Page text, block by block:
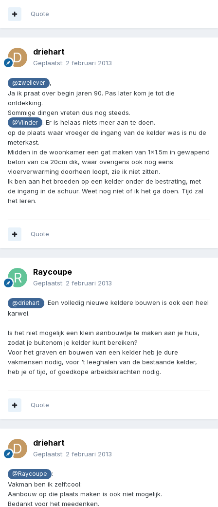
Quote
driehart
Geplaatst: 2 februari 2013
@zwellever
,
Ja ik praat over begin jaren 90. Pas later kom je tot die
ontdekking.
Sommige dingen vreten dus nog steeds.
@Vlinder
. Er is helaas niets meer aan te doen.
op de plaats waar vroeger de ingang van de kelder was is nu de
meterkast.
Midden in de woonkamer een gat maken van 1x1.5m in gewapend
beton van ca 20cm dik, waar overigens ook nog eens
vloerverwarming doorheen loopt, zie ik niet zitten.
Ik ben aan het broeden op een kelder onder de bestrating, met
de ingang in de schuur. Weet nog niet of ik het ga doen. Tijd zal
het leren.
Quote
Raycoupe
Geplaatst: 2 februari 2013
@driehart
: Een volledig nieuwe keldere bouwen is ook een heel
karwei.
Is het niet mogelijk een klein aanbouwtje te maken aan je huis,
zodat je buitenom je kelder kunt bereiken?
Voor het graven en bouwen van een kelder heb je dure
vakmensen nodig, voor 't leeghalen van de bestaande kelder,
heb je of tijd, of goedkope arbeidskrachten nodig.
Quote
driehart
Geplaatst: 2 februari 2013
@Raycoupe
:
Vakman ben ik zelf:cool:
Aanbouw op die plaats maken is ook niet mogelijk.
Bedankt voor het meedenken.